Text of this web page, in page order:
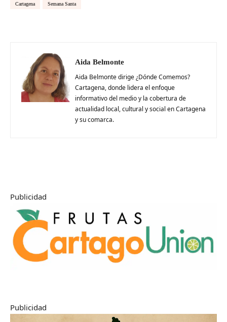
Cartagena Semana Santa
Aida Belmonte
Aida Belmonte dirige ¿Dónde Comemos?
Cartagena, donde lidera el enfoque
informativo del medio y la cobertura de
actualidad local, cultural y social en Cartagena
y su comarca.
Publicidad
Publicidad